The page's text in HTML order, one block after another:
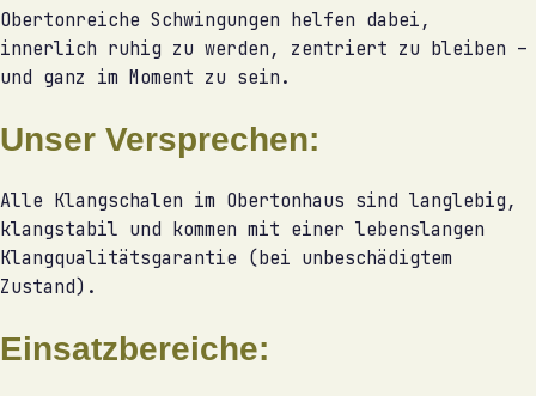
Obertonreiche Schwingungen helfen dabei,
innerlich ruhig zu werden, zentriert zu bleiben –
und ganz im Moment zu sein.
Unser Versprechen:
Alle Klangschalen im Obertonhaus sind langlebig,
klangstabil und kommen mit einer lebenslangen
Klangqualitätsgarantie (bei unbeschädigtem
Zustand).
Einsatzbereiche: